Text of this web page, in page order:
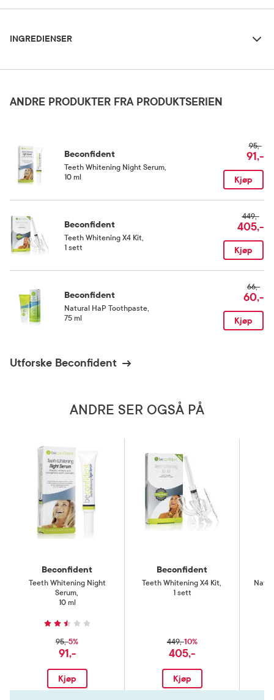
Mint
INGREDIENSER
Citric acid, Calcium peroxide, Erythritol, Simmondsia Chinensis Seed Oil, Zinc
ANDRE PRODUKTER FRA PRODUKTSERIEN
Beconfident
Teeth Whitening Night Serum
10 ml
95,-
91,-
Kjøp
Beconfident
Teeth Whitening X4 Kit
1 sett
449,-
405,-
Kjøp
Beconfident
Natural HaP Toothpaste
75 ml
66,-
60,-
Kjøp
Utforske Beconfident
ANDRE SER OGSÅ PÅ
Beconfident
Teeth Whitening Night
Serum,
10 ml
95,-5%
91,-
Kjøp
Beconfident
Teeth Whitening X4 Kit,
1 sett
449,-10%
405,-
Kjøp